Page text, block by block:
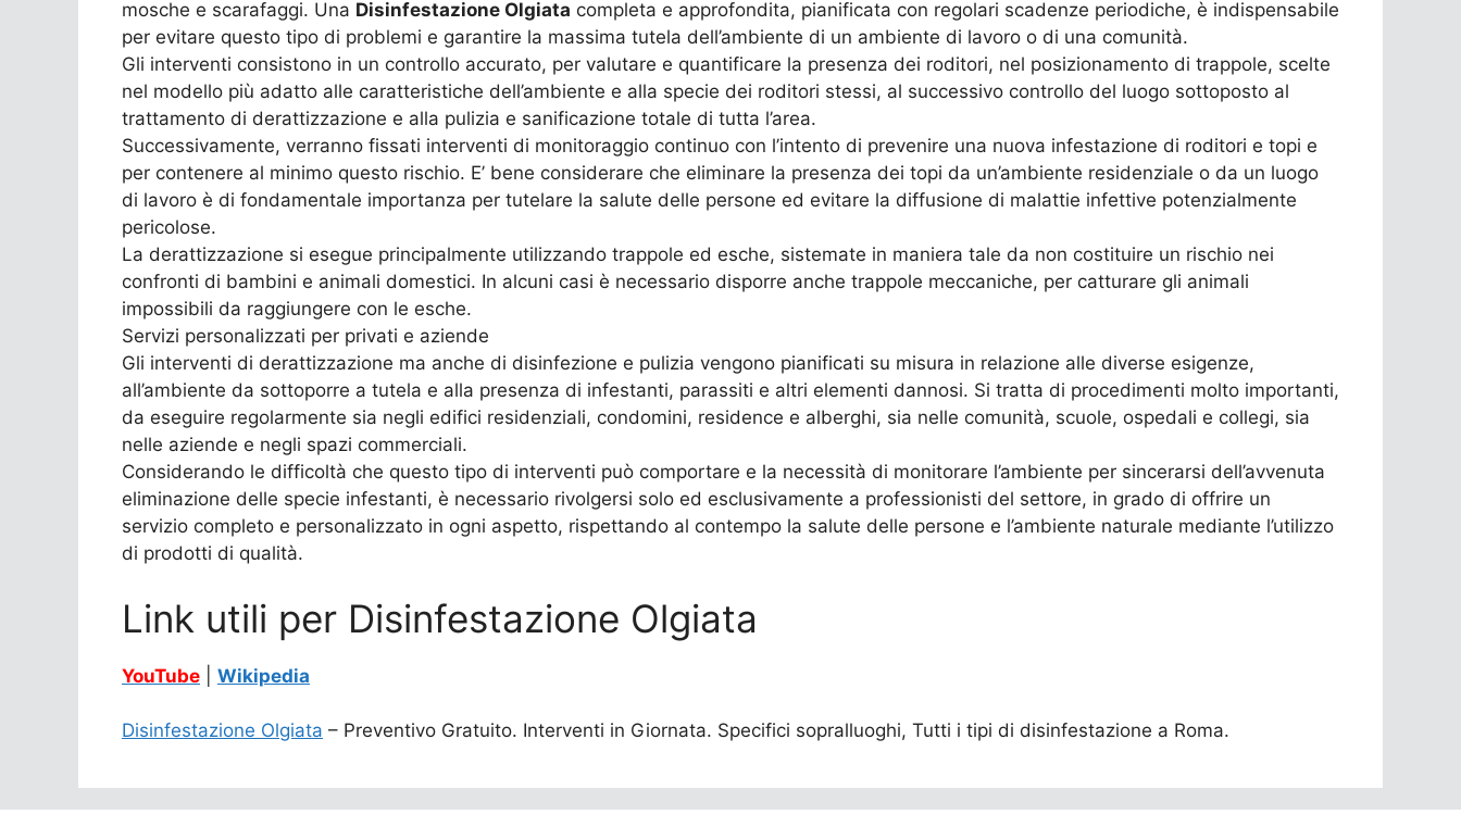
mosche e scarafaggi. Una Disinfestazione Olgiata completa e approfondita, pianificata con regolari scadenze periodiche, è indispensabile
per evitare questo tipo di problemi e garantire la massima tutela dell’ambiente di un ambiente di lavoro o di una comunità.
Gli interventi consistono in un controllo accurato, per valutare e quantificare la presenza dei roditori, nel posizionamento di trappole, scelte
nel modello più adatto alle caratteristiche dell’ambiente e alla specie dei roditori stessi, al successivo controllo del luogo sottoposto al
trattamento di derattizzazione e alla pulizia e sanificazione totale di tutta l’area.
Successivamente, verranno fissati interventi di monitoraggio continuo con l’intento di prevenire una nuova infestazione di roditori e topi e
per contenere al minimo questo rischio. E’ bene considerare che eliminare la presenza dei topi da un’ambiente residenziale o da un luogo
di lavoro è di fondamentale importanza per tutelare la salute delle persone ed evitare la diffusione di malattie infettive potenzialmente
pericolose.
La derattizzazione si esegue principalmente utilizzando trappole ed esche, sistemate in maniera tale da non costituire un rischio nei
confronti di bambini e animali domestici. In alcuni casi è necessario disporre anche trappole meccaniche, per catturare gli animali
impossibili da raggiungere con le esche.
Servizi personalizzati per privati e aziende
Gli interventi di derattizzazione ma anche di disinfezione e pulizia vengono pianificati su misura in relazione alle diverse esigenze,
all’ambiente da sottoporre a tutela e alla presenza di infestanti, parassiti e altri elementi dannosi. Si tratta di procedimenti molto importanti,
da eseguire regolarmente sia negli edifici residenziali, condomini, residence e alberghi, sia nelle comunità, scuole, ospedali e collegi, sia
nelle aziende e negli spazi commerciali.
Considerando le difficoltà che questo tipo di interventi può comportare e la necessità di monitorare l’ambiente per sincerarsi dell’avvenuta
eliminazione delle specie infestanti, è necessario rivolgersi solo ed esclusivamente a professionisti del settore, in grado di offrire un
servizio completo e personalizzato in ogni aspetto, rispettando al contempo la salute delle persone e l’ambiente naturale mediante l’utilizzo
di prodotti di qualità.
Link utili per Disinfestazione Olgiata
YouTube Wikipedia
Disinfestazione Olgiata – Preventivo Gratuito. Interventi in Giornata. Specifici sopralluoghi, Tutti i tipi di disinfestazione a Roma.